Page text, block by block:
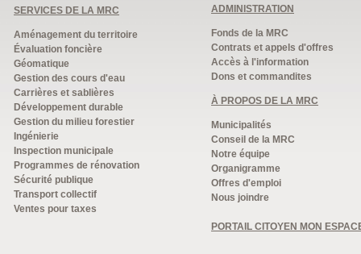
SERVICES DE LA MRC
Aménagement du territoire
Évaluation foncière
Géomatique
Gestion des cours d'eau
Carrières et sablières
Développement durable
Gestion du milieu forestier
Ingénierie
Inspection municipale
Programmes de rénovation
Sécurité publique
Transport collectif
Ventes pour taxes
ADMINISTRATION
Fonds de la MRC
Contrats et appels d'offres
Accès à l'information
Dons et commandites
À PROPOS DE LA MRC
Municipalités
Conseil de la MRC
Notre équipe
Organigramme
Offres d'emploi
Nous joindre
PORTAIL CITOYEN MON